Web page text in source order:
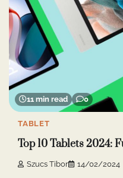
11 min read 0
TABLET
Top 10 Tablets 2024:
Szucs Tibor 14/02/2024